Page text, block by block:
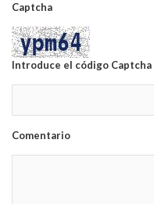
Captcha
Introduce el código Captcha
Comentario